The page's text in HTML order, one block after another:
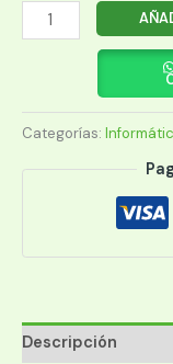
NOTEBOOK
GAMER
FA506NC-
HN011W
R5/15/8/512/
Categorías:
Descripción